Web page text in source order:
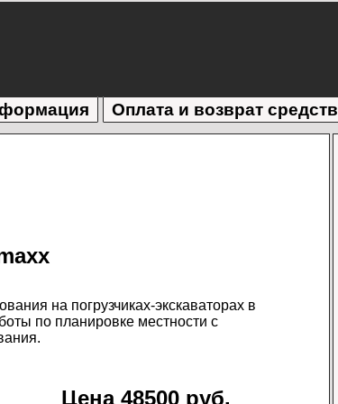
Оплата и возврат средств
на погрузчиках-экскаваторах в
по планировке местности с
Цена 48500 руб.